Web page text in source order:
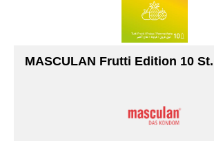
MASCULAN Frutti Edition 10 St.